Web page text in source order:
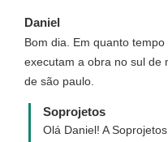
Daniel
Bom dia. Em quanto
executam a obra no sul de
de são paulo.
Soprojetos
Olá Daniel! A